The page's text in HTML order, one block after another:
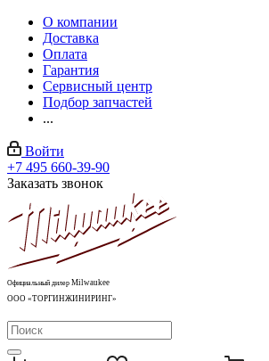
О компании
Доставка
Оплата
Гарантия
Сервисный центр
Подбор запчастей
...
Войти
+7 495 660-39-90
Заказать звонок
Официальный дилер Milwaukee
ООО «ТОРГИНЖИНИРИНГ»